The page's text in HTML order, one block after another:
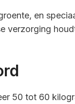
en
verzorging
50 tot 60